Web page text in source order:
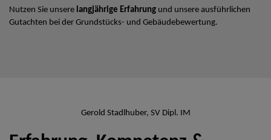
Nutzen Sie unsere langjährige Erfahrung und unsere ausführlichen
Gutachten bei der Grundstücks- und Gebäudebewertung.
Gerold Stadlhuber, SV Dipl. IM